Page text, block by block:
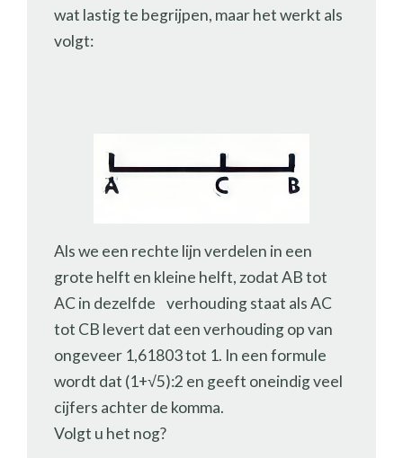
wat lastig te begrijpen, maar het werkt als
volgt:
Als we een rechte lijn verdelen in een
grote helft en kleine helft, zodat AB tot
AC in dezelfde verhouding staat als AC
tot CB levert dat een verhouding op van
ongeveer 1,61803 tot 1. In een formule
wordt dat (1+√5):2 en geeft oneindig veel
cijfers achter de komma.
Volgt u het nog?